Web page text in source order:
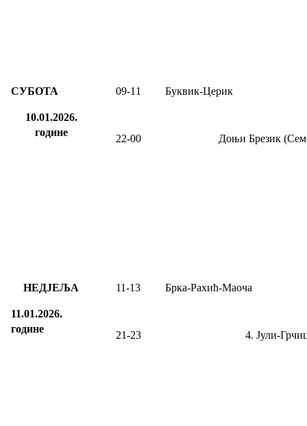
СУБОТА
10.01.2026.
године
09-1 1 Буквик-Церик
22-00 Доњи Брезик
НЕДЈЕЉА
11.01.2026.
године
11-13 Брка-Рахић-Маоча
21-23 4. Јули-